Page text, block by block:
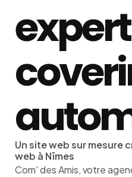
Un site web sur mesure
web à Nîmes
Com' des Amis, votre